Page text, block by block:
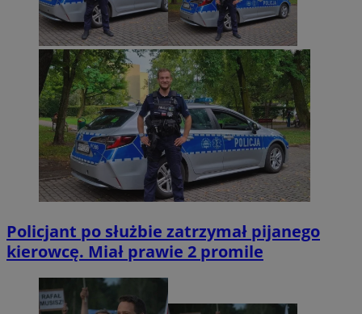
Policjant po służbie zatrzymał pijanego
kierowcę. Miał prawie 2 promile